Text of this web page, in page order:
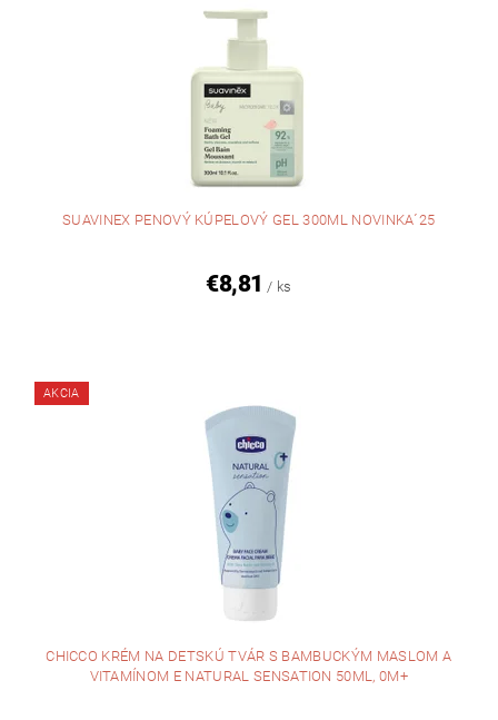
SUAVINEX PENOVÝ KÚPELOVÝ GEL 300ML NOVINKA´25
€8,81 / ks
AKCIA
CHICCO KRÉM NA DETSKÚ TVÁR S BAMBUCKÝM MASLOM A
VITAMÍNOM E NATURAL SENSATION 50ML, 0M+